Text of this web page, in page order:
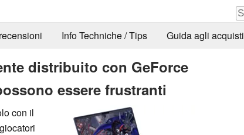
Info Techniche / Tips Guida agli acquisti
distribuito con GeForce
essere frustranti
con il